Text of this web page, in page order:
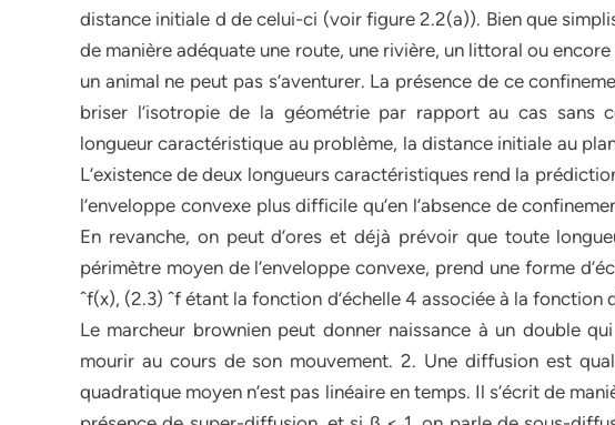
distance initiale d de celui-ci (voir figure 2.2(a)). Bien que
de manière adéquate une route, une rivière, un littoral ou
un animal ne peut pas s’aventurer. La présence de ce
briser l’isotropie de la géométrie par rapport au cas sans
longueur caractéristique au problème, la distance initiale au
L’existence de deux longueurs caractéristiques rend la
l’enveloppe convexe plus difficile qu’en l’absence de
En revanche, on peut d’ores et déjà prévoir que toute
périmètre moyen de l’enveloppe convexe, prend une forme
ˆf(x), (2.3) ˆf étant la fonction d’échelle 4 associée à la
Le marcheur brownien peut donner naissance à un double
mourir au cours de son mouvement. 2. Une diffusion est
quadratique moyen n’est pas linéaire en temps. Il s’écrit de